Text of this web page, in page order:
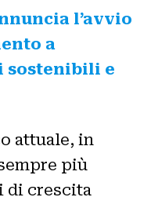
l’avvio
a
sostenibili e
attuale, in
più
di crescita